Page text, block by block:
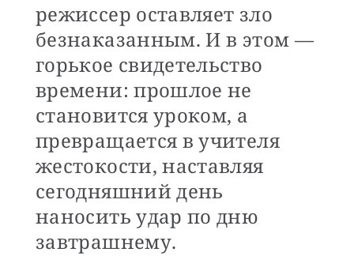
режиссер оставляет зло
безнаказанным. И в этом —
горькое свидетельство
времени: прошлое не
становится уроком, а
превращается в учителя
жестокости, наставляя
сегодняшний день
наносить удар по дню
завтрашнему.